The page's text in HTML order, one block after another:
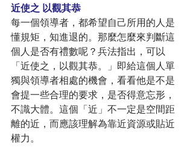
近使之 以觀其恭
每一個領導者，都希望自己所用的人是
懂規矩，知進退的。那麼怎麼來判斷這
個人是否有禮數呢？兵法指出，可以
「近使之，以觀其恭。」即給這個人單
獨與領導者相處的機會，看看他是不是
會提一些合理的要求，是否得意忘形，
不識大體。這個「近」不一定是空間距
離的近，而應該理解為靠近資源或貼近
權力。